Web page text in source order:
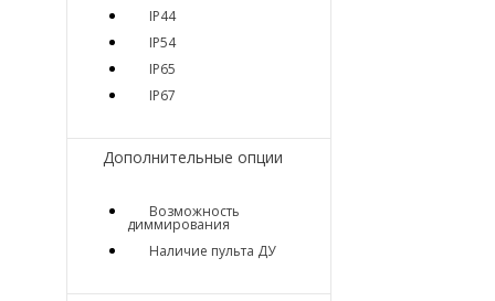
IP44
IP54
IP65
IP67
Дополнительные опции
Возможность
диммирования
Наличие пульта ДУ